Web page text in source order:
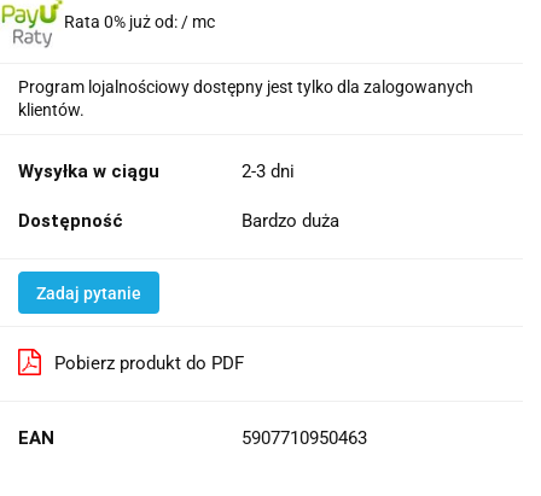
Rata 0% już od:/ mc
Program lojalnościowy dostępny jest tylko dla zalogowanych
klientów.
Wysyłka w ciągu 2-3 dni
Dostępność Bardzo duża
Zadaj pytanie
Pobierz produkt do PDF
EAN 5907710950463